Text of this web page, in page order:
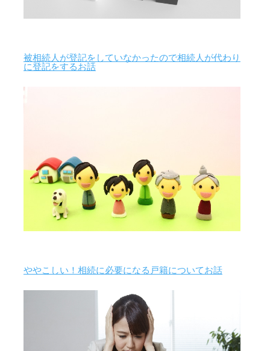
被相続人が登記をしていなかったので相続人が代わり
に登記をするお話
ややこしい！相続に必要になる戸籍についてお話